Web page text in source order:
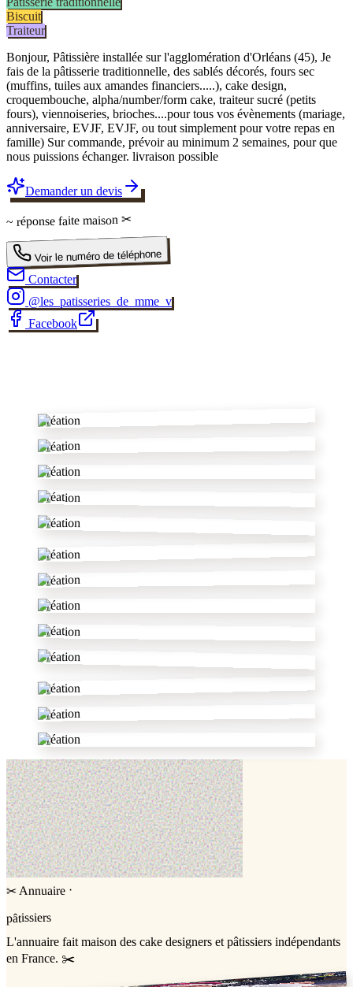
Biscuit
Traiteur
Bonjour, Pâtissière installée sur l'agglomération d'Orléans (45), Je
fais de la pâtisserie traditionnelle, des sablés décorés, fours sec
(muffins, tuiles aux amandes financiers.....), cake design,
croquembouche, alpha/number/form cake, traiteur sucré (petits
fours), viennoiseries, brioches....pour tous vos évènements (mariage,
anniversaire, EVJF, EVJF, ou tout simplement pour votre repas en
famille) Sur commande, prévoir au minimum 2 semaines, pour que
nous puissions échanger. livraison possible
Demander un devis
~ réponsefaite maison ✂
Voir le numéro de téléphone
Contacter
@les_patisseries_de_mme_v
Facebook
Création
Création
Création
Création
Création
Création
Création
Création
Création
Création
Création
Création
Création
✂ Annuaire ·
pâtissiers
L'annuaire fait maison des cake designers et pâtissiers indépendants
en France. ✂️